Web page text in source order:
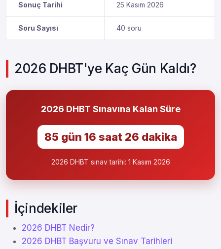
Sonuç Tarihi 25 Kasım 2026
Soru Sayısı 40 soru
2026 DHBT'ye Kaç Gün Kaldı?
2026 DHBT Sınavına Kalan Süre
85 gün 16 saat 26 dakika
2026 DHBT sınav tarihi: 1 Kasım 2026
İçindekiler
2026 DHBT Nedir?
2026 DHBT Başvuru ve Sınav Tarihleri